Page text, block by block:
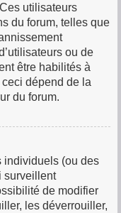
utilisateurs
du forum, telles que
ou de
être habilités à
ceci dépend de la
du forum.
individuels (ou des
surveillent
de modifier
les déverrouiller,